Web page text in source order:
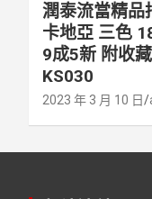
潤泰流當精品
卡地亞 三色
9成5新 附收
KS030
2023 年 3 月 10 日